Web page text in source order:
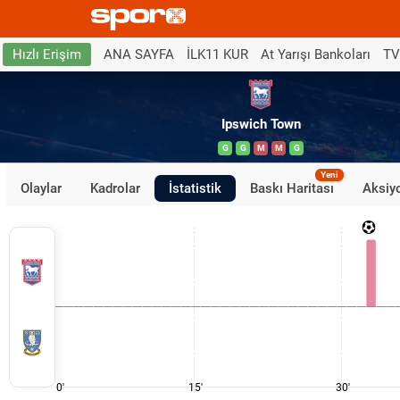
Hızlı Erişim ANA SAYFA İLK11 KUR At Yarışı Bankoları
Ipswich Town
G G M M G
Olaylar Kadrolar İstatistik Baskı Haritası
Yeni
0' 15' 30'